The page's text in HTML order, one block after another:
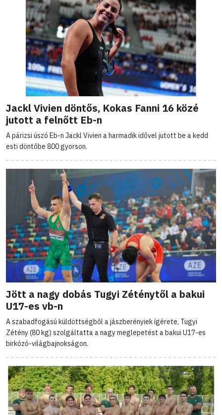
Jackl Vivien döntős, Kokas Fanni 16 közé
jutott a felnőtt Eb-n
A párizsi úszó Eb-n Jackl Vivien a harmadik idővel jutott be a kedd
esti döntőbe 800 gyorson.
Jött a nagy dobás Tugyi Zéténytől a bakui
U17-es vb-n
A szabadfogású küldöttségből a jászberényiek ígérete, Tugyi
Zétény (80 kg) szolgáltatta a nagy meglepetést a bakui U17-es
birkózó-világbajnokságon.